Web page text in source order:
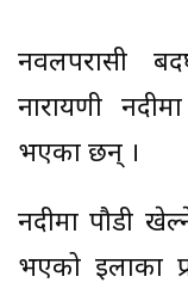
नवलपरासी
नारायणी
भएका छन् ।
नदीमा पौडी
भएको इलाका